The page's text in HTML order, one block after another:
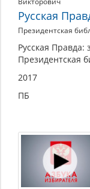
Русская
Президентская
Русская Правда:
Президентская
2017
ПБ